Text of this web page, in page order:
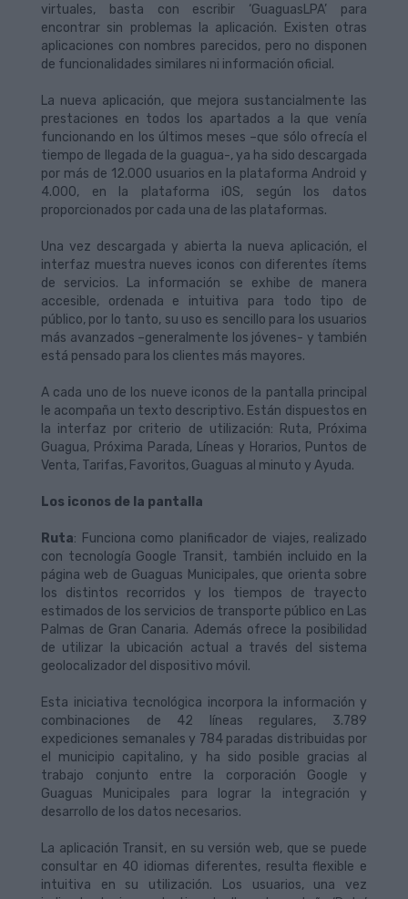
virtuales, basta con escribir ‘GuaguasLPA’ para
encontrar sin problemas la aplicación. Existen otras
aplicaciones con nombres parecidos, pero no disponen
de funcionalidades similares ni información oficial.
La nueva aplicación, que mejora sustancialmente las
prestaciones en todos los apartados a la que venía
funcionando en los últimos meses –que sólo ofrecía el
tiempo de llegada de la guagua-, ya ha sido descargada
por más de 12.000 usuarios en la plataforma Android y
4.000, en la plataforma iOS, según los datos
proporcionados por cada una de las plataformas.
Una vez descargada y abierta la nueva aplicación, el
interfaz muestra nueves iconos con diferentes ítems
de servicios. La información se exhibe de manera
accesible, ordenada e intuitiva para todo tipo de
público, por lo tanto, su uso es sencillo para los usuarios
más avanzados –generalmente los jóvenes- y también
está pensado para los clientes más mayores.
A cada uno de los nueve iconos de la pantalla principal
le acompaña un texto descriptivo. Están dispuestos en
la interfaz por criterio de utilización: Ruta, Próxima
Guagua, Próxima Parada, Líneas y Horarios, Puntos de
Venta, Tarifas, Favoritos, Guaguas al minuto y Ayuda.
Los iconos de la pantalla
Ruta: Funciona como planificador de viajes, realizado
con tecnología Google Transit, también incluido en la
página web de Guaguas Municipales, que orienta sobre
los distintos recorridos y los tiempos de trayecto
estimados de los servicios de transporte público en Las
Palmas de Gran Canaria. Además ofrece la posibilidad
de utilizar la ubicación actual a través del sistema
geolocalizador del dispositivo móvil.
Esta iniciativa tecnológica incorpora la información y
combinaciones de 42 líneas regulares, 3.789
expediciones semanales y 784 paradas distribuidas por
el municipio capitalino, y ha sido posible gracias al
trabajo conjunto entre la corporación Google y
Guaguas Municipales para lograr la integración y
desarrollo de los datos necesarios.
La aplicación Transit, en su versión web, que se puede
consultar en 40 idiomas diferentes, resulta flexible e
intuitiva en su utilización. Los usuarios, una vez